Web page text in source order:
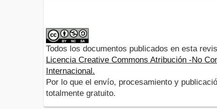
Todos los documentos publicados en esta
Licencia Creative Commons Atribución -No
Internacional.
Por lo que el envío, procesamiento y
totalmente gratuito.